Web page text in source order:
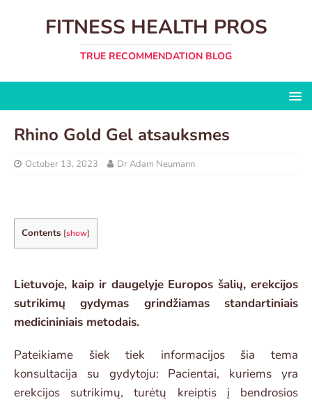
FITNESS HEALTH PROS
TRUE RECOMMENDATION BLOG
Rhino Gold Gel atsauksmes
October 13, 2023 Dr Adam Neumann
Contents [show]
Lietuvoje, kaip ir daugelyje Europos šalių, erekcijos
sutrikimų gydymas grindžiamas standartiniais
medicininiais metodais.
Pateikiame šiek tiek informacijos šia tema
konsultacija su gydytoju: Pacientai, kuriems yra
erekcijos sutrikimų, turėtų kreiptis į bendrosios